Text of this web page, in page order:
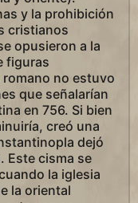
y la prohibición
cristianos
opusieron a la
figuras
no estuvo
que señalarían
en 756. Si bien
creó una
dejó
Este cisma se
la iglesia
la oriental